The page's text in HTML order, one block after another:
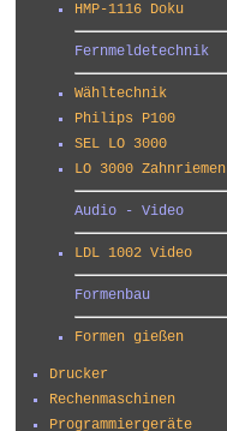
HMP-1116 Doku
Fernmeldetechnik
Wähltechnik
Philips P100
SEL LO 3000
LO 3000 Zahnriemen
Audio - Video
LDL 1002 Video
Formenbau
Formen gießen
Drucker
Rechenmaschinen
Programmiergeräte